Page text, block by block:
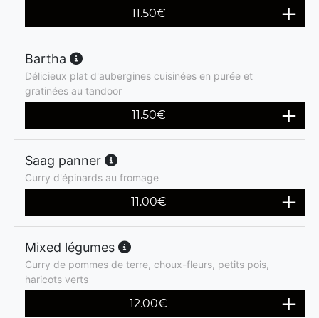
11.50€
Bartha
Délicieux plat d'aubergines cuisinées en purée et
gratinées au tandoor
11.50€
Saag panner
Curry d'épinards au fromage
11.00€
Mixed légumes
Curry de pommes de terre, choux-fleurs, petits pois,
haricots verts
12.00€